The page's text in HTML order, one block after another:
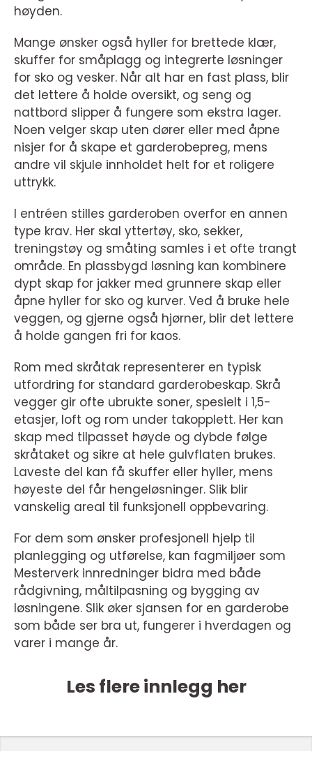
høyden.
Mange ønsker også hyller for brettede klær,
skuffer for småplagg og integrerte løsninger
for sko og vesker. Når alt har en fast plass, blir
det lettere å holde oversikt, og seng og
nattbord slipper å fungere som ekstra lager.
Noen velger skap uten dører eller med åpne
nisjer for å skape et garderobepreg, mens
andre vil skjule innholdet helt for et roligere
uttrykk.
I entréen stilles garderoben overfor en annen
type krav. Her skal yttertøy, sko, sekker,
treningstøy og småting samles i et ofte trangt
område. En plassbygd løsning kan kombinere
dypt skap for jakker med grunnere skap eller
åpne hyller for sko og kurver. Ved å bruke hele
veggen, og gjerne også hjørner, blir det lettere
å holde gangen fri for kaos.
Rom med skråtak representerer en typisk
utfordring for standard garderobeskap. Skrå
vegger gir ofte ubrukte soner, spesielt i 1,5-
etasjer, loft og rom under takopplett. Her kan
skap med tilpasset høyde og dybde følge
skråtaket og sikre at hele gulvflaten brukes.
Laveste del kan få skuffer eller hyller, mens
høyeste del får hengeløsninger. Slik blir
vanskelig areal til funksjonell oppbevaring.
For dem som ønsker profesjonell hjelp til
planlegging og utførelse, kan fagmiljøer som
Mesterverk innredninger bidra med både
rådgivning, måltilpasning og bygging av
løsningene. Slik øker sjansen for en garderobe
som både ser bra ut, fungerer i hverdagen og
varer i mange år.
Les flere innlegg her